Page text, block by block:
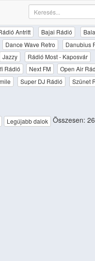
Antritt Bajai Rádió
Dance Wave Retro Danubius
Jazzy Rádió Most - Kaposvár
Rádió Next FM Open Air
Super DJ Rádió Szünet
Legújabb dalok Összesen: